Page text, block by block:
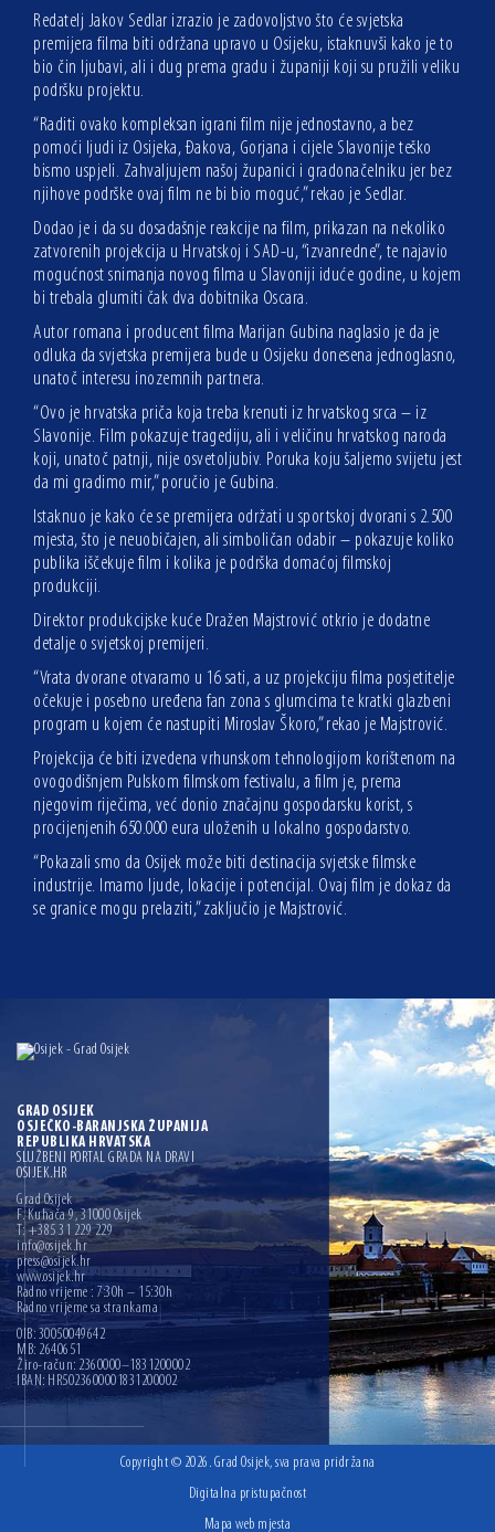
Redatelj Jakov Sedlar izrazio je zadovoljstvo što će svjetska
premijera filma biti održana upravo u Osijeku, istaknuvši kako je to
bio čin ljubavi, ali i dug prema gradu i županiji koji su pružili veliku
podršku projektu.
“Raditi ovako kompleksan igrani film nije jednostavno, a bez
pomoći ljudi iz Osijeka, Đakova, Gorjana i cijele Slavonije teško
bismo uspjeli. Zahvaljujem našoj županici i gradonačelniku jer bez
njihove podrške ovaj film ne bi bio moguć,” rekao je Sedlar.
Dodao je i da su dosadašnje reakcije na film, prikazan na nekoliko
zatvorenih projekcija u Hrvatskoj i SAD-u, “izvanredne”, te najavio
mogućnost snimanja novog filma u Slavoniji iduće godine, u kojem
bi trebala glumiti čak dva dobitnika Oscara.
Autor romana i producent filma Marijan Gubina naglasio je da je
odluka da svjetska premijera bude u Osijeku donesena jednoglasno,
unatoč interesu inozemnih partnera.
“Ovo je hrvatska priča koja treba krenuti iz hrvatskog srca – iz
Slavonije. Film pokazuje tragediju, ali i veličinu hrvatskog naroda
koji, unatoč patnji, nije osvetoljubiv. Poruka koju šaljemo svijetu jest
da mi gradimo mir,” poručio je Gubina.
Istaknuo je kako će se premijera održati u sportskoj dvorani s 2.500
mjesta, što je neuobičajen, ali simboličan odabir – pokazuje koliko
publika iščekuje film i kolika je podrška domaćoj filmskoj
produkciji.
Direktor produkcijske kuće Dražen Majstrović otkrio je dodatne
detalje o svjetskoj premijeri.
“Vrata dvorane otvaramo u 16 sati, a uz projekciju filma posjetitelje
očekuje i posebno uređena fan zona s glumcima te kratki glazbeni
program u kojem će nastupiti Miroslav Škoro,” rekao je Majstrović.
Projekcija će biti izvedena vrhunskom tehnologijom korištenom na
ovogodišnjem Pulskom filmskom festivalu, a film je, prema
njegovim riječima, već donio značajnu gospodarsku korist, s
procijenjenih 650.000 eura uloženih u lokalno gospodarstvo.
“Pokazali smo da Osijek može biti destinacija svjetske filmske
industrije. Imamo ljude, lokacije i potencijal. Ovaj film je dokaz da
se granice mogu prelaziti,” zaključio je Majstrović.
GRAD OSIJEK
OSJEČKO-BARANJSKA ŽUPANIJA
REPUBLIKA HRVATSKA
SLUŽBENI PORTAL GRADA NA DRAVI
OSIJEK.HR
Grad Osijek
F. Kuhača 9, 31000 Osijek
T: +385 31 229 229
info@osijek.hr
press@osijek.hr
www.osijek.hr
Radno vrijeme : 7:30h – 15:30h
Radno vrijeme sa strankama
OIB: 30050049642
MB: 2640651
Žiro-račun: 2360000–1831200002
IBAN: HR5023600001831200002
Copyright © 2026. Grad Osijek, sva prava pridržana
Digitalna pristupačnost
Mapa web mjesta